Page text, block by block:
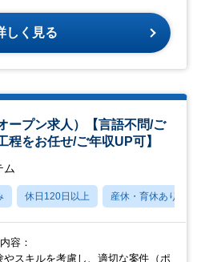
しく見る
ープン求人）【言語不問/ご
程をお任せ/ご年収UP可】
ム
休日120日以上 産休・育休あり
容：
やスキルを考慮し、適切な案件（ポ